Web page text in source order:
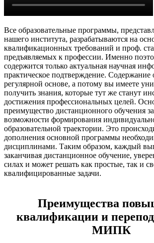
Все образовательные программы,
нашего института, разрабатываются на
квалификационных требований и проф.
предъявляемых к профессии. Именно
содержится только актуальная научная
практическое подтверждение. Содержание
регулярной основе, а потому вы имеете
получить знания, которые тут же станут
достижения профессиональных целей.
преимущество дистанционного обучения
возможности формирования
образовательной траектории. Это
дополнения основной программы
дисциплинами. Таким образом, каждый
заканчивая дистанционное обучение,
силах и может решать как простые, так и
квалифицированные задачи.
Преимущества
квалификации и
МИПК